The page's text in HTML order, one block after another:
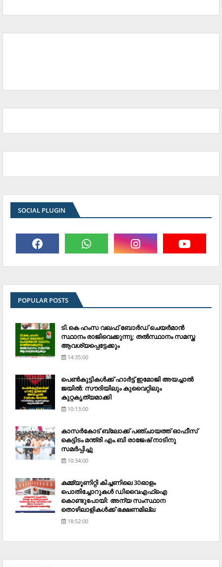
SOCIAL PLUGIN
POPULAR POSTS
ടി.കെ ഹംസ വഖഫ് ബോര്‍ഡ് ചെയര്‍മാന്‍
സ്ഥാനം രാജിവെക്കുന്നു; തല്‍സ്ഥാനം സമസ്ത
ആവശ്യപ്പെട്ടേക്കും
14:35:00
പെണ്‍കുട്ടികള്‍ക്ക് ഹാര്‍ട്ട് ഇമോജി അയച്ചാല്‍
ജയില്‍: സൗദിയിലും കുവൈറ്റിലും
കുറ്റകൃത്യമാക്കി
10:13:00
കാസര്‍കോട് ബ്ലോക്ക് പഞ്ചായത്ത് ഓഫീസ്
കെട്ടിടം മന്ത്രി എം.ബി രാജേഷ് നാടിനു
സമര്‍പ്പിച്ചു
10:34:00
കമ്മ്യൂണിറ്റി കിച്ചണിലെ 30ഓളം
പൊതിച്ചോറുകള്‍ ഡിവൈഎഫ്‌ഐ
കൊണ്ടുപോയി: അന്യ സംസ്ഥാന
തൊഴിലാളികള്‍ക്ക് ഭക്ഷണമില്ല
18:52:00